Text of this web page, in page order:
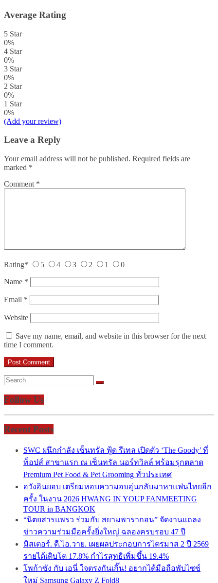
Average Rating
5 Star
0%
4 Star
0%
3 Star
0%
2 Star
0%
1 Star
0%
(Add your review)
Leave a Reply
Your email address will not be published. Required fields are
marked *
Comment *
Rating* 5 4 3 2 1 0
Name *
Email *
Website
Save my name, email, and website in this browser for the next
time I comment.
Follow Us
Recent Posts
SWC ผนึกกำลัง เซ็นทรัล ฟู้ด รีเทล เปิดตัว ‘The Goody’ ที่
ท็อปส์ สาขาแรก ณ เซ็นทรัล นอร์ทวิลล์ พร้อมรุกตลาด
Premium Pet Food & Pet Grooming ทั่วประเทศ
ฮวังอินยอบ เตรียมหอบความอบอุ่นกลับมาหาแฟนไทยอีก
ครั้ง ในงาน 2026 HWANG IN YOUP FANMEETING
TOUR in BANGKOK
“นิตยสารแพรว ร่วมกับ สยามพารากอน” จัดงานแถลง
ข่าวความร่วมมือครั้งยิ่งใหญ่ ฉลองครบรอบ 47 ปี
มิสเตอร์. ดี.ไอ.วาย. เผยผลประกอบการไตรมาส 2 ปี 2569
รายได้เติบโต 17.8% กำไรสุทธิเพิ่มขึ้น 19.4%
โพก้าซัง กับ เอนี่ ใจตรงกันเกิ๊น! อยากได้มือถือพับไซซ์
ใหม่ Samsung Galaxy Z Fold8